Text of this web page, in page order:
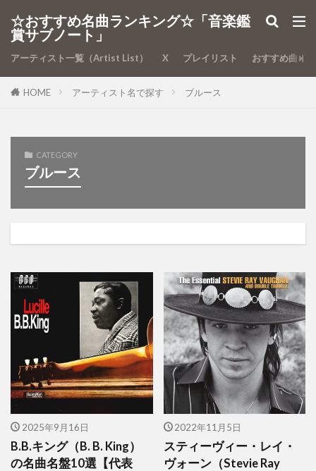
☆おすすめ名曲ランキング☆「音楽鑑
賞サブノート」
アーティスト一覧（Artist List） X プレイリスト おすすめ曲
HOME アーティスト名で探す ブルース
CATEGORY
ブルース
2025年9月16日
B.B.キング（B. B. King）
の名曲名盤10選【代表
2022年11月5日
スティーヴィー・レイ・
ヴォーン（Stevie Ray
検索